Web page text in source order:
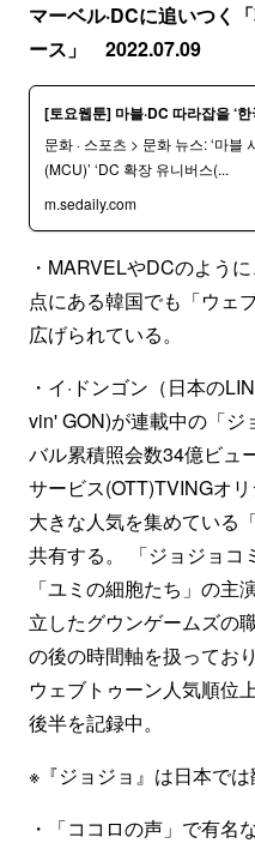
マーベル·DCに追いつく
ース」 2022.07.09
[토요웹툰] 마블·DC 따라잡을 ‘
문화 · 스포츠 > 문화 뉴스: ‘마블
(MCU)’ ‘DC 확장 유니버스(...
m.sedaily.com
・MARVELやDCのよう
点にある韓国でも「ウェ
広げられている。
・イ·ドンゴン（日本の
vin' GON)が連載中の「
バル累積照会数34億ビュ
サービス(OTT)TVINGオ
大きな人気を集めている
共有する。 「ジョジョコ
「ユミの細胞たち」の主
立したグウンゲームズの
の後の時間軸を扱ってお
ウェブトゥーン人気順位
後半を記録中。
※『ジョジョ』は日本で
・「ココロの声」で有名